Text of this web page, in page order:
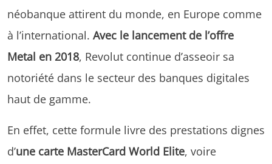
néobanque attirent du monde, en Europe comme
à l’international. Avec le lancement de l’offre
Metal en 2018, Revolut continue d’asseoir sa
notoriété dans le secteur des banques digitales
haut de gamme.
En effet, cette formule livre des prestations dignes
d’une carte MasterCard World Elite, voire